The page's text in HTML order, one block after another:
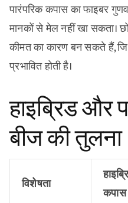
पारंपरिक कपास का फाइबर
मानकों से मेल नहीं खा सकता।
कीमत का कारण बन सकते हैं,
प्रभावित होती है।
हाइब्रिड और
बीज की तुलना
विशेषता